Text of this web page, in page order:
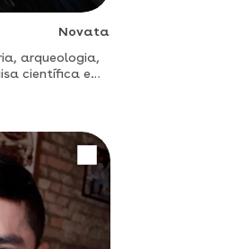
Novata
arqueologia,
científica e